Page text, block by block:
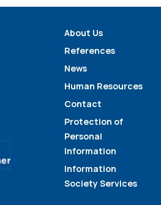
About Us
References
News
Human Resources
Contact
Protection of
Personal
Information
Information
Society Services